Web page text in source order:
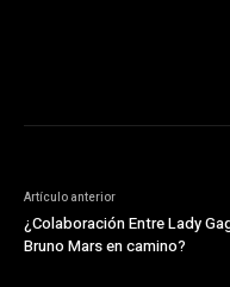
Artículo anterior
¿Colaboración Entre Lady
Bruno Mars en camino?